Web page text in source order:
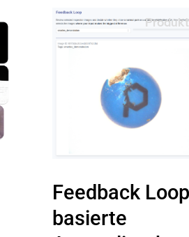
Produkt
Feedback
basierte